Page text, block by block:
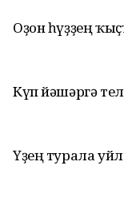
Оҙон һүҙҙең
Күп йәшәргә
Үҙең турала